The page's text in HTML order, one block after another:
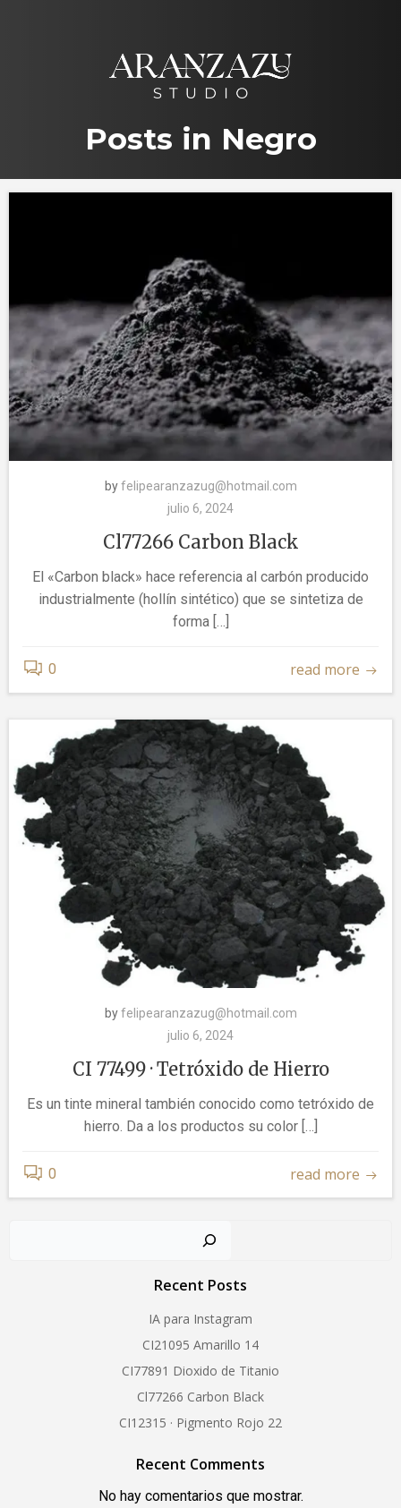
contenido
Posts in Negro
byfelipearanzazug@hotmail.com
julio 6, 2024
Cl77266 Carbon Black
El «Carbon black» hace referencia al carbón producido
industrialmente (hollín sintético) que se sintetiza de
forma […]
0 read more
byfelipearanzazug@hotmail.com
julio 6, 2024
CI 77499 · Tetróxido de Hierro
Es un tinte mineral también conocido como tetróxido de
hierro. Da a los productos su color […]
0 read more
Buscar
Recent Posts
IA para Instagram
CI21095 Amarillo 14
CI77891 Dioxido de Titanio
Cl77266 Carbon Black
CI12315 · Pigmento Rojo 22
Recent Comments
No hay comentarios que mostrar.